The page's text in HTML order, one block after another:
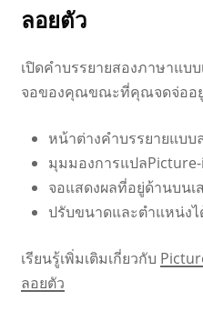
ลอยตัว
เปิดคำบรรยายสองภาษาแบ
จอของคุณขณะที่คุณจดจ่ออ
หน้าต่างคำบรรยายแบบ
มุมมองการแปล
จอแสดงผลที่อยู่ด้านบนเ
ปรับขนาดและตำแหน่งไ
เรียนรู้เพิ่มเติมเกี่ยวกับ
ลอยตัว